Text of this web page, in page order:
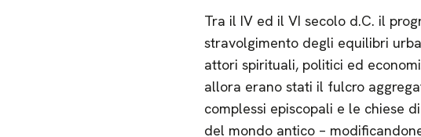
Tra il IV ed il VI secolo d.C. il
stravolgimento degli equilibri
attori spirituali, politici ed
allora erano stati il fulcro
complessi episcopali e le chiese
del mondo antico –